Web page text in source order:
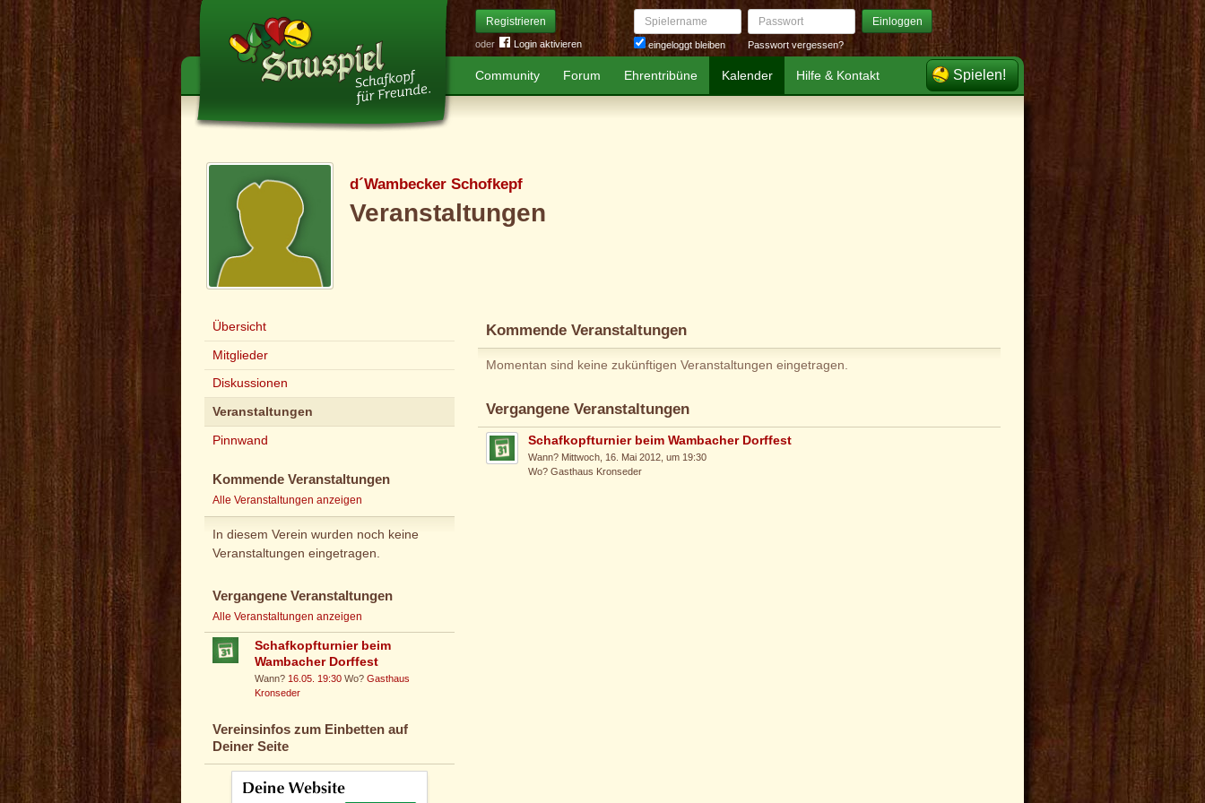
Registrieren
oder Login aktivieren
Spielername
eingeloggt bleiben
Passwort Einloggen
Passwort vergessen?
Community Forum Ehrentribüne Kalender Hilfe & Kontakt Spielen!
d´Wambecker Schofkepf
Veranstaltungen
Übersicht
Mitglieder
Diskussionen
Veranstaltungen
Pinnwand
Kommende Veranstaltungen
Alle Veranstaltungen anzeigen
In diesem Verein wurden noch keine
Veranstaltungen eingetragen.
Vergangene Veranstaltungen
Alle Veranstaltungen anzeigen
Schafkopfturnier beim
Wambacher Dorffest
Wann? 16.05. 19:30 Wo?Gasthaus
Kronseder
Vereinsinfos zum Einbetten auf
Deiner Seite
Kommende Veranstaltungen
Momentan sind keine zukünftigen Veranstaltungen eingetragen.
Vergangene Veranstaltungen
Schafkopfturnier beim Wambacher Dorffest
Wann? Mittwoch, 16. Mai 2012, um 19:30
Wo? Gasthaus Kronseder